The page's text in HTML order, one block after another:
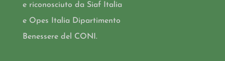
e riconosciuto da Siaf Italia
e Opes Italia Dipartimento
Benessere del CONI.